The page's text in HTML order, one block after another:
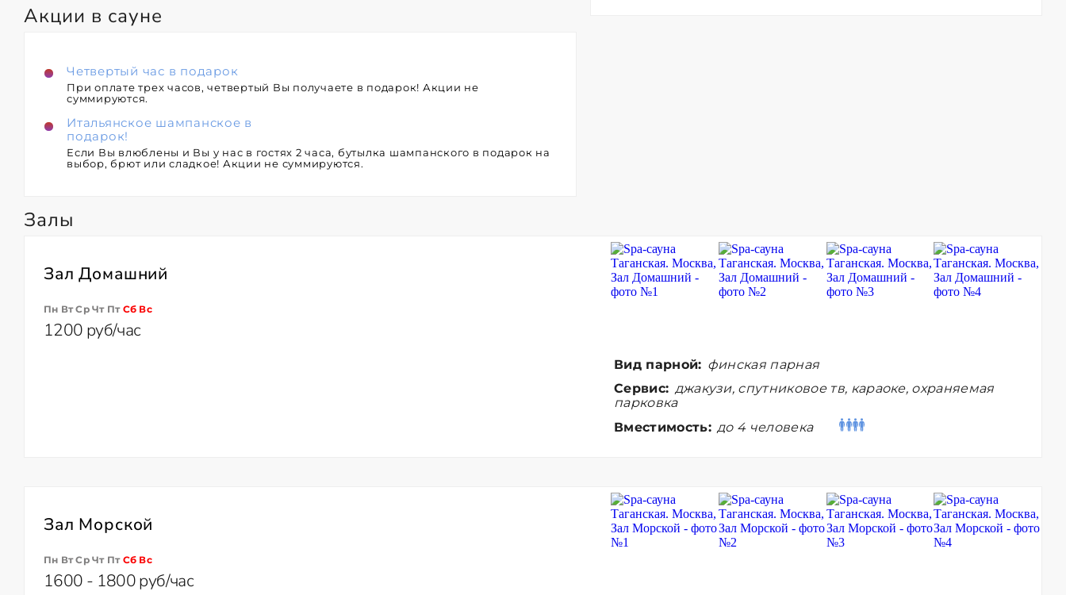
Акции в сауне
Четвертый час в подарок
При оплате трех часов, четвертый Вы получаете в подарок! Акции не
суммируются.
Итальянское шампанское в
подарок!
Если Вы влюблены и Вы у нас в гостях 2 часа, бутылка шампанского в подарок на
выбор, брют или сладкое! Акции не суммируются.
Залы
Зал Домашний
Пн Вт Ср Чт Пт Сб Вс
1200 руб/час
Вид парной: финская парная
Сервис: джакузи, спутниковое тв, караоке, охраняемая
парковка
Вместимость: до 4 человека
Зал Морской
Пн Вт Ср Чт Пт Сб Вс
1600 - 1800 руб/час